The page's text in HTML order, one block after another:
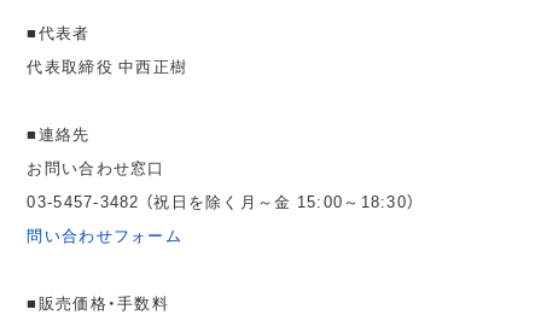
■代表者
代表取締役 中西正樹
■連絡先
お問い合わせ窓口
03-5457-3482 （祝日を除く月～金 15:00～18:30）
問い合わせフォーム
■販売価格・手数料